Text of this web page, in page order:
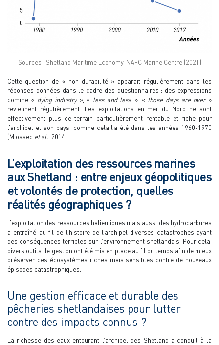
Sources : Shetland Maritime Economy, NAFC Marine Centre (2021)
Cette question de « non-durabilité » apparait régulièrement dans les
réponses données dans le cadre des questionnaires : des expressions
comme « dying industry», « less and less », « those days are over»
reviennent régulièrement. Les exploitations en mer du Nord ne sont
effectivement plus ce terrain particulièrement rentable et riche pour
l’archipel et son pays, comme cela l’a été dans les années 1960-1970
(Miossec et al. , 2014).
L’exploitation des ressources marines
aux Shetland : entre enjeux géopolitiques
et volontés de protection, quelles
réalités géographiques ?
L’exploitation des ressources halieutiques mais aussi des hydrocarbures
a entraîné au fil de l’histoire de l’archipel diverses catastrophes ayant
des conséquences terribles sur l’environnement shetlandais. Pour cela,
divers outils de gestion ont été mis en place au fil du temps afin de mieux
préserver ces écosystèmes riches mais sensibles contre de nouveaux
épisodes catastrophiques.
Une gestion efficace et durable des
pêcheries shetlandaises pour lutter
contre des impacts connus ?
La richesse des eaux entourant l’archipel des Shetland a conduit à la